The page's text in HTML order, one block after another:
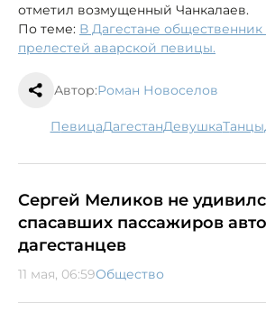
отметил возмущенный Чанкалаев.
По теме: В Дагестане
прелестей аварской певицы.
Автор:Роман Новоселов
певица Дагестан девушка танцы
Сергей Меликов не
спасавших пассажиров
дагестанцев
11 мая, 06:59Общество